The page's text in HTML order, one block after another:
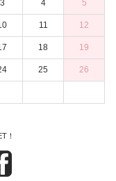
3 4 5
11 12
18 19
25 26
！